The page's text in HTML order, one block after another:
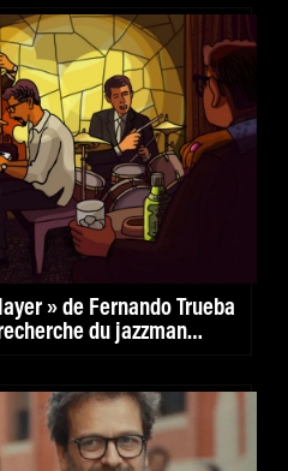
» de Fernando Trueba
du jazzman